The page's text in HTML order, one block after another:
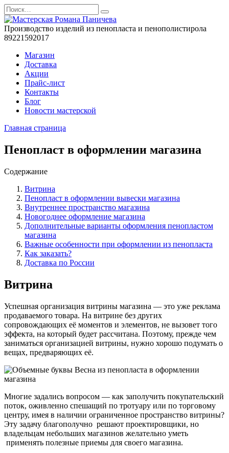
Перейти
к
содержанию
Search
for:
Производство изделий из пенопласта и пенополистирола
89221592017
Магазин
Доставка
Акции
Прайс-лист
Контакты
Блог
Новости мастерской
Главная страница
Пенопласт в оформлении магазина
Содержание
Витрина
Пенопласт в оформлении вывески магазина
Внутреннее пространство магазина
Новогоднее оформление магазина
Дополнительные варианты оформления пенопластом
магазина
Важные особенности при оформлении из пенопласта
Как заказать?
Доставка по России
Витрина
Успешная организация витрины магазина — это уже реклама
продаваемого товара. На витрине без других
сопровождающих её моментов и элементов, не вызовет того
эффекта, на который будет рассчитана. Поэтому, прежде чем
заниматься организацией витрины, нужно хорошо подумать о
вещах, предваряющих её.
Многие задались вопросом — как заполучить покупательский
поток, оживленно спешащий по тротуару или по торговому
центру, имея в наличии ограниченное пространство витрины?
Эту задачу благополучно решают проектировщики, но
владельцам небольших магазинов желательно уметь
применять полезные приемы для своего магазина.